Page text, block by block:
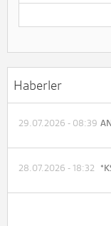
Haberler
29.07.2026 - 08:39
28.07.2026 - 18:32